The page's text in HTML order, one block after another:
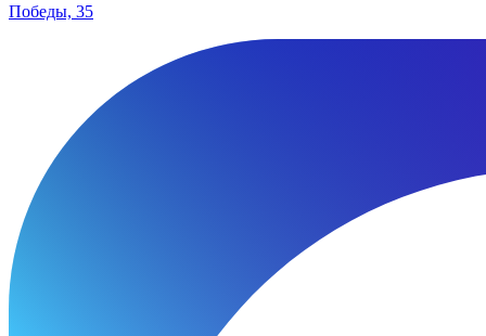
Победы, 35